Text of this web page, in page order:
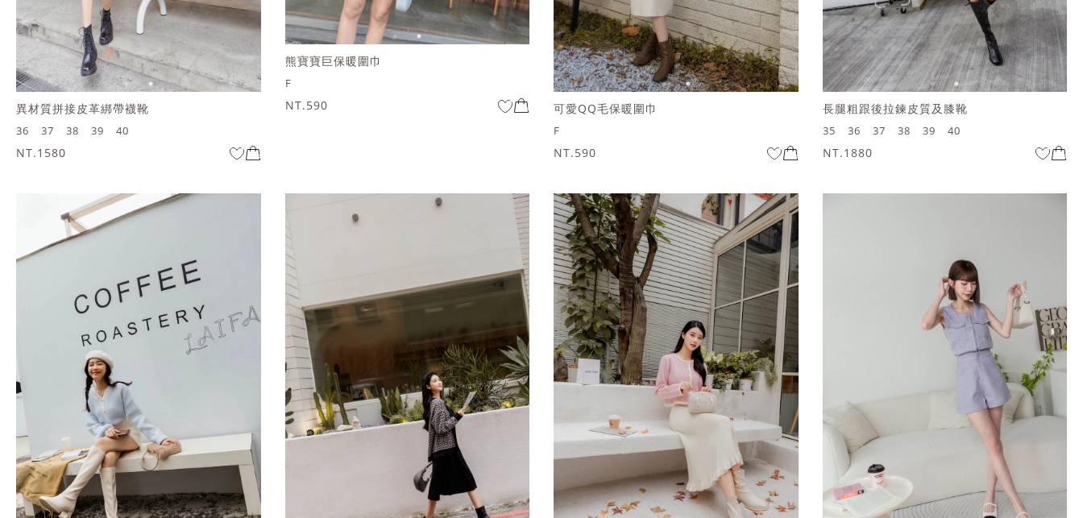
異材質拼接皮革綁帶襪靴
36 37 38 39 40
NT.1580
熊寶寶巨保暖圍巾
F
NT.590 可愛QQ毛保暖圍巾
F
NT.590
長腿粗跟後拉鍊皮質及膝靴
35 36 37 38 39 40
NT.1880